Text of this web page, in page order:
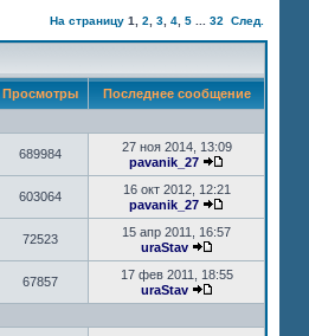
На страницу 1 2 3 4 5 32 След.
Просмотры Последнее сообщение
689984
27 ноя 2014, 13:09
pavanik_27
603064
16 окт 2012, 12:21
pavanik_27
72523
15 апр 2011, 16:57
uraStav
67857
17 фев 2011, 18:55
uraStav